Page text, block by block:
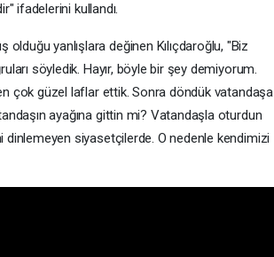
ifadelerini kullandı.
olduğu yanlışlara değinen Kılıçdaroğlu, "Biz
söyledik. Hayır, böyle bir şey demiyorum.
çok güzel laflar ettik. Sonra döndük vatandaşa
ayağına gittin mi? Vatandaşla oturdun
siyasetçilerde. O nedenle kendimizi